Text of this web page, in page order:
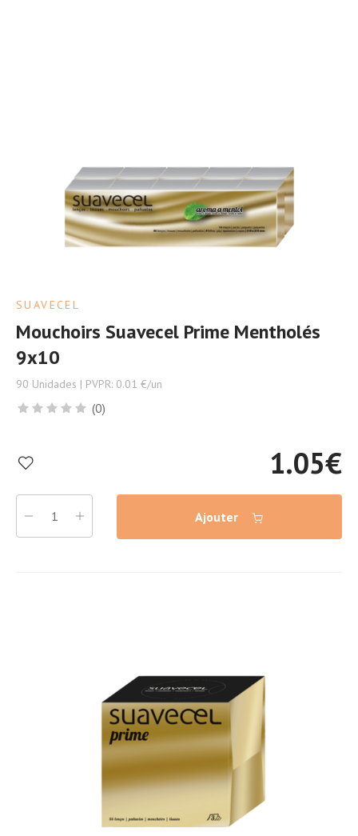
SUAVECEL
Mouchoirs Suavecel Prime Mentholés
9x10
90 Unidades | PVPR: 0.01 €/un
(0)
1.05€
Ajouter